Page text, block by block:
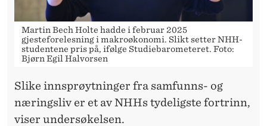
Martin Bech Holte hadde i februar 2025
gjesteforelesning i makroøkonomi. Slikt setter NHH-
studentene pris på, ifølge Studiebarometeret. Foto:
Bjørn Egil Halvorsen
Slike innsprøytninger fra samfunns- og
næringsliv er et av NHHs tydeligste fortrinn,
viser undersøkelsen.